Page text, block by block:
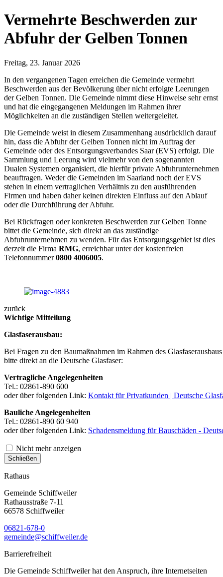
Vermehrte Beschwerden zur
Abfuhr der Gelben Tonnen
Freitag, 23. Januar 2026
In den vergangenen Tagen erreichen die Gemeinde vermehrt
Beschwerden aus der Bevölkerung über nicht erfolgte Leerungen
der Gelben Tonnen. Die Gemeinde nimmt diese Hinweise sehr ernst
und hat die eingegangenen Meldungen im Rahmen ihrer
Möglichkeiten an die zuständigen Stellen weitergeleitet.
Die Gemeinde weist in diesem Zusammenhang ausdrücklich darauf
hin, dass die Abfuhr der Gelben Tonnen nicht im Auftrag der
Gemeinde oder des Entsorgungsverbandes Saar (EVS) erfolgt. Die
Sammlung und Leerung wird vielmehr von den sogenannten
Dualen Systemen organisiert, die hierfür private Abfuhrunternehmen
beauftragen. Weder die Gemeinden im Saarland noch der EVS
stehen in einem vertraglichen Verhältnis zu den ausführenden
Firmen und haben daher keinen direkten Einfluss auf den Ablauf
oder die Durchführung der Abfuhr.
Bei Rückfragen oder konkreten Beschwerden zur Gelben Tonne
bittet die Gemeinde, sich direkt an das zuständige
Abfuhrunternehmen zu wenden. Für das Entsorgungsgebiet ist dies
derzeit die Firma RMG, erreichbar unter der kostenfreien
Telefonnummer0800 4006005.
zurück
Wichtige Mitteilung
Glasfaserausbau:
Bei Fragen zu den Baumaßnahmen im Rahmen des
bitte direkt an die Deutsche Glasfaser:
Vertragliche Angelegenheiten
Tel.: 02861-890 600
oder über folgenden Link: Kontakt für Privatkunden | Deutsche
Bauliche Angelegenheiten
Tel.: 02861-890 60 940
oder über folgenden Link: Schadensmeldung für Bauschäden -
Nicht mehr anzeigen
Schließen
Rathaus
Gemeinde Schiffweiler
Rathausstraße 7-11
66578 Schiffweiler
06821-678-0
gemeinde@schiffweiler.de
Barrierefreiheit
Die Gemeinde Schiffweiler hat den Anspruch, ihre Internetseiten